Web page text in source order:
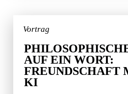
Vortrag
AUF EIN WORT:
FREUNDSCHAFT
KI